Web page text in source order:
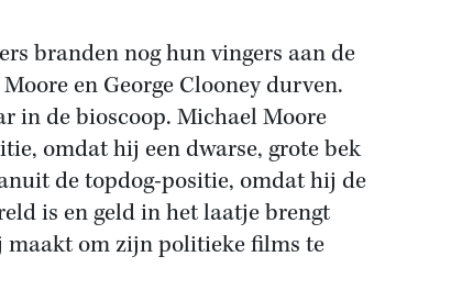
branden nog hun vingers aan de
en George Clooney durven.
in de bioscoop. Michael Moore
omdat hij een dwarse, grote bek
de topdog-positie, omdat hij de
is en geld in het laatje brengt
om zijn politieke films te